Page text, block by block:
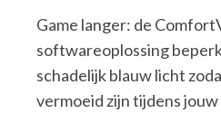
Game langer: de
softwareoplossing
schadelijk blauw licht
vermoeid zijn tijdens